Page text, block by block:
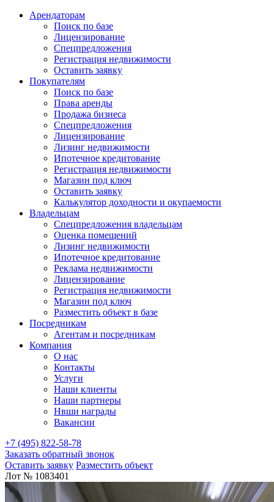
Арендаторам
Поиск по базе
Лицензирование
Спецпредложения
Регистрация недвижимости
Оставить заявку
Покупателям
Поиск по базе
Права аренды
Продажа бизнеса
Спецпредложения
Лицензирование
Лизинг недвижимости
Ипотечное кредитование
Регистрация недвижимости
Магазин под ключ
Оставить заявку
Калькулятор доходности и окупаемости
Владельцам
Спецпредложения владельцам
Оценка помещений
Лизинг недвижимости
Ипотечное кредитование
Реклама недвижимости
Лицензирование
Регистрация недвижимости
Магазин под ключ
Разместить объект в базе
Посредникам
Агентам и посредникам
Компания
О нас
Контакты
Услуги
Наши клиенты
Наши партнеры
Нвши награды
Вакансии
+7 (495) 822-58-78
Заказать обратный звонок
Оставить заявку Разместить объект
Лот № 1083401